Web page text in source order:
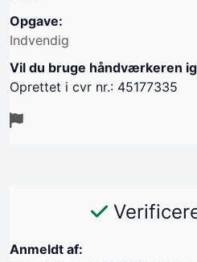
Opgave:
Indvendig
Vil du bruge håndværkeren
Oprettet i cvr nr.: 45177335
Anmeldt af: